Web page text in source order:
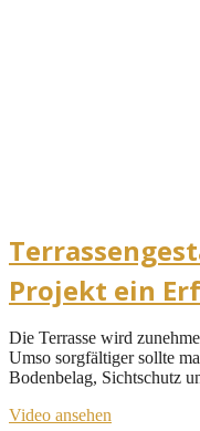
Projekt ein
Die Terrasse wird
Umso sorgfältiger sollte
Bodenbelag, Sichtschutz
Video ansehen